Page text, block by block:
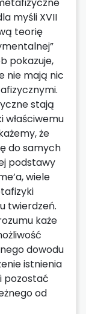
myśli XVII
teorię
pokazuje,
nie mają nic
stają
właściwemu
że
do samych
podstawy
wiele
twierdzeń.
każe
dowodu
istnienia
pozostać
od